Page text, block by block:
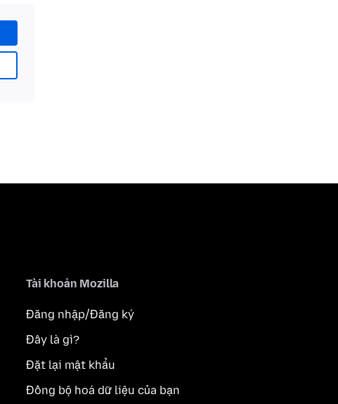
Tài khoản Mozilla
Đăng nhập/Đăng ký
Đây là gì?
Đặt lại mật khẩu
Đồng bộ hoá dữ liệu của bạn